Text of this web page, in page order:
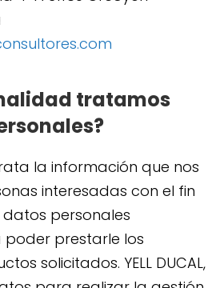
tratamos
trata la información que nos
interesadas con el fin
personales
prestarle los
solicitados. YELL DUCAL,